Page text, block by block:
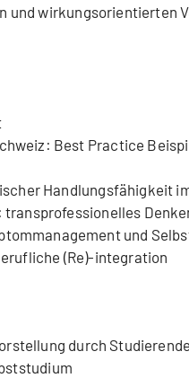
Situationen
der
an, gute
und wirkungsorientierten
Best Practice
Handlungsfähigkeit
und
(Re)-integration
durch